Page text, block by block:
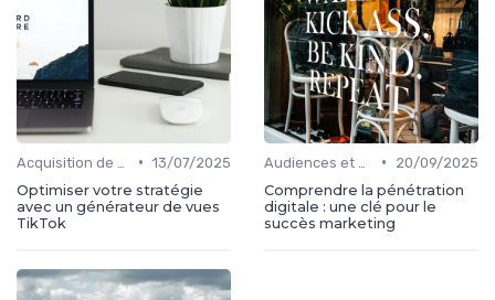
• 13/07/2025
Optimiser votre stratégie
avec un générateur de vues
TikTok
•
20/09/2025
Comprendre la pénétration
digitale : une clé pour le
succès marketing